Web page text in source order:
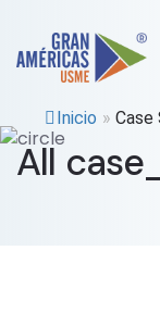
Inicio » Case
All